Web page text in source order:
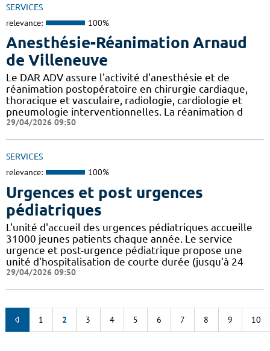
SERVICES
relevance: 100%
Anesthésie-Réanimation Arnaud
de Villeneuve
Le DAR ADV assure l'activité d'anesthésie et de
réanimation postopératoire en chirurgie cardiaque,
thoracique et vasculaire, radiologie, cardiologie et
pneumologie interventionnelles. La réanimation d
29/04/2026 09:50
SERVICES
relevance: 100%
Urgences et post urgences
pédiatriques
L'unité d'accueil des urgences pédiatriques accueille
31000 jeunes patients chaque année. Le service
urgence et post-urgence pédiatrique propose une
unité d'hospitalisation de courte durée (jusqu'à 24
29/04/2026 09:50
1 2 3 4 5 6 7 8 9 10